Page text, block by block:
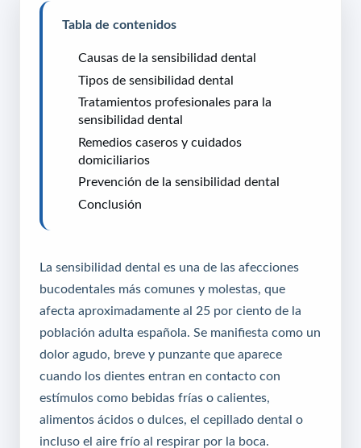
Tabla de contenidos
Causas de la sensibilidad dental
Tipos de sensibilidad dental
Tratamientos profesionales para la
sensibilidad dental
Remedios caseros y cuidados
domiciliarios
Prevención de la sensibilidad dental
Conclusión
La sensibilidad dental es una de las afecciones
bucodentales más comunes y molestas, que
afecta aproximadamente al 25 por ciento de la
población adulta española. Se manifiesta como un
dolor agudo, breve y punzante que aparece
cuando los dientes entran en contacto con
estímulos como bebidas frías o calientes,
alimentos ácidos o dulces, el cepillado dental o
incluso el aire frío al respirar por la boca.